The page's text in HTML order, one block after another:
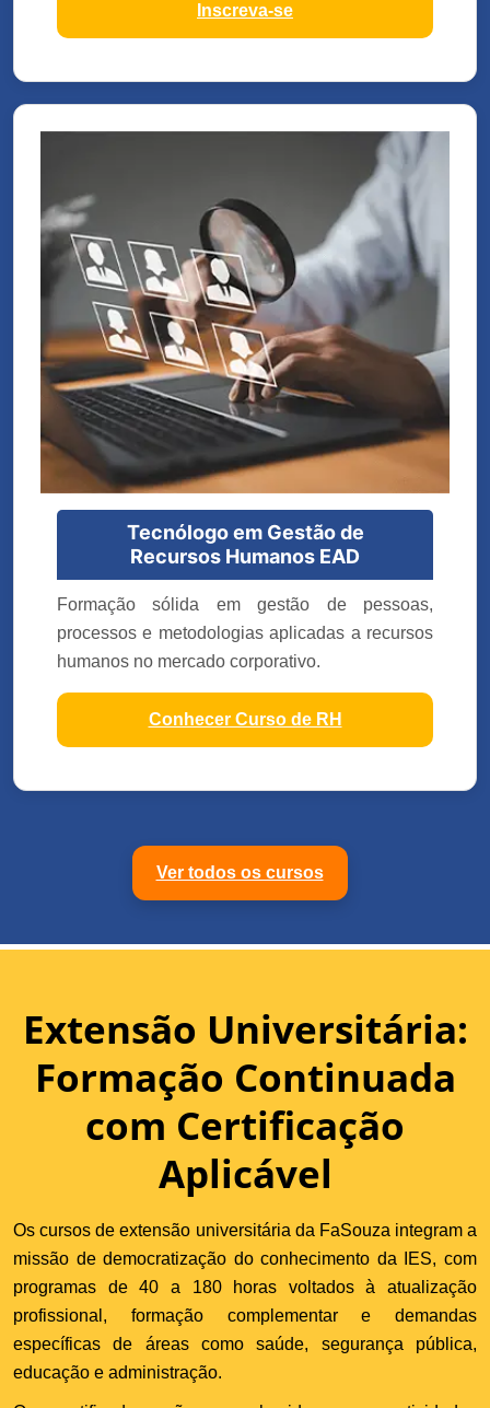
Inscreva-se
Tecnólogo em Gestão de
Recursos Humanos EAD
Formação sólida em gestão de pessoas,
processos e metodologias aplicadas a recursos
humanos no mercado corporativo.
Conhecer Curso de RH
Ver todos os cursos
Extensão Universitária:
Formação Continuada
com Certificação
Aplicável
Os cursos de extensão universitária da FaSouza integram a
missão de democratização do conhecimento da IES, com
programas de 40 a 180 horas voltados à atualização
profissional, formação complementar e demandas
específicas de áreas como saúde, segurança pública,
educação e administração.